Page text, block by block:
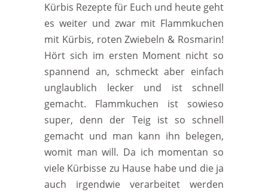
Kürbis Rezepte für Euch und heute geht
es weiter und zwar mit Flammkuchen
mit Kürbis, roten Zwiebeln & Rosmarin!
Hört sich im ersten Moment nicht so
spannend an, schmeckt aber einfach
unglaublich lecker und ist schnell
gemacht. Flammkuchen ist sowieso
super, denn der Teig ist so schnell
gemacht und man kann ihn belegen,
womit man will. Da ich momentan so
viele Kürbisse zu Hause habe und die ja
auch irgendwie verarbeitet werden